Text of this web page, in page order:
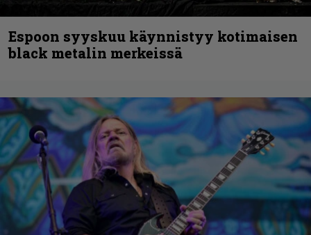
Espoon syyskuu käynnistyy kotimaisen
black metalin merkeissä